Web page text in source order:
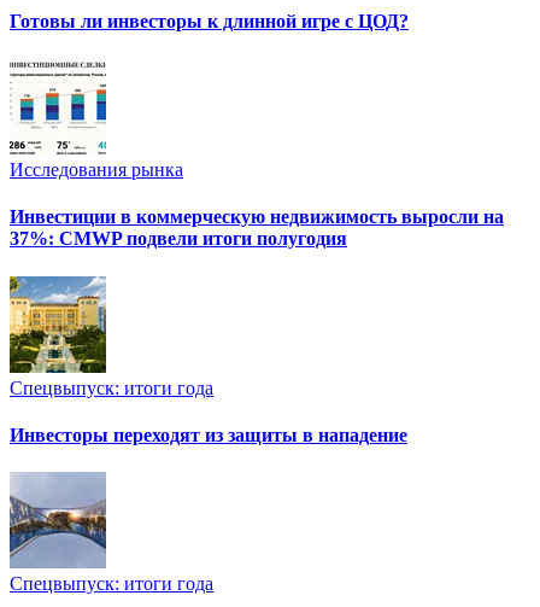
Готовы ли инвесторы к длинной игре с ЦОД?
Исследования рынка
Инвестиции в коммерческую недвижимость выросли на
37%: CMWP подвели итоги полугодия
Спецвыпуск: итоги года
Инвесторы переходят из защиты в нападение
Спецвыпуск: итоги года